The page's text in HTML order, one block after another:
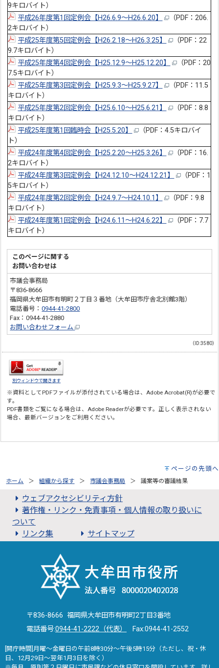
9キロバイト）
平成26年度第1回定例会【H26.6.9～H26.6.20】
（PDF：206.
2キロバイト）
平成25年度第5回定例会【H26.2.18～H26.3.25】
（PDF：22
9.7キロバイト）
平成25年度第4回定例会【H25.12.9～H25.12.20】
（PDF：20
7.5キロバイト）
平成25年度第3回定例会【H25.9.3～H25.9.27】
（PDF：11.5
キロバイト）
平成25年度第2回定例会【H25.6.10～H25.6.21】
（PDF：8.8
キロバイト）
平成25年度第1回臨時会【H25.5.20】
（PDF：4.5キロバイ
ト）
平成24年度第4回定例会【H25.2.20～H25.3.26】
（PDF：16.
2キロバイト）
平成24年度第3回定例会【H24.12.10～H24.12.21】
（PDF：1
5キロバイト）
平成24年度第2回定例会【H24.9.7～H24.10.1】
（PDF：9.8
キロバイト）
平成24年度第1回定例会【H24.6.11～H24.6.22】
（PDF：7.7
キロバイト）
このページに関する
お問い合わせは
市議会事務局
〒836-8666
福岡県大牟田市有明町２丁目３番地（大牟田市庁舎北別館3階）
電話番号：0944-41-2800
Fax：0944-41-2880
お問い合わせフォーム
（ID:3580）
別ウィンドウで開きます
※資料としてPDFファイルが添付されている場合は、Adobe Acrobat(R)が必要で
す。
PDF書類をご覧になる場合は、Adobe Readerが必要です。正しく表示されない
場合、最新バージョンをご利用ください。
ページの先頭へ
ホーム 組織から探す 市議会事務局 議案等の審議結果
ウェブアクセシビリティ方針
著作権・リンク・免責事項・個人情報の取り扱いに
ついて
リンク集
サイトマップ
〒836-8666 福岡県大牟田市有明町2丁目3番地
電話番号:0944-41-2222（代表） Fax:0944-41-2552
[開庁時間]月曜～金曜日の午前8時30分～午後5時15分（ただし、祝・休
日、12月29日～翌年1月3日を除く）